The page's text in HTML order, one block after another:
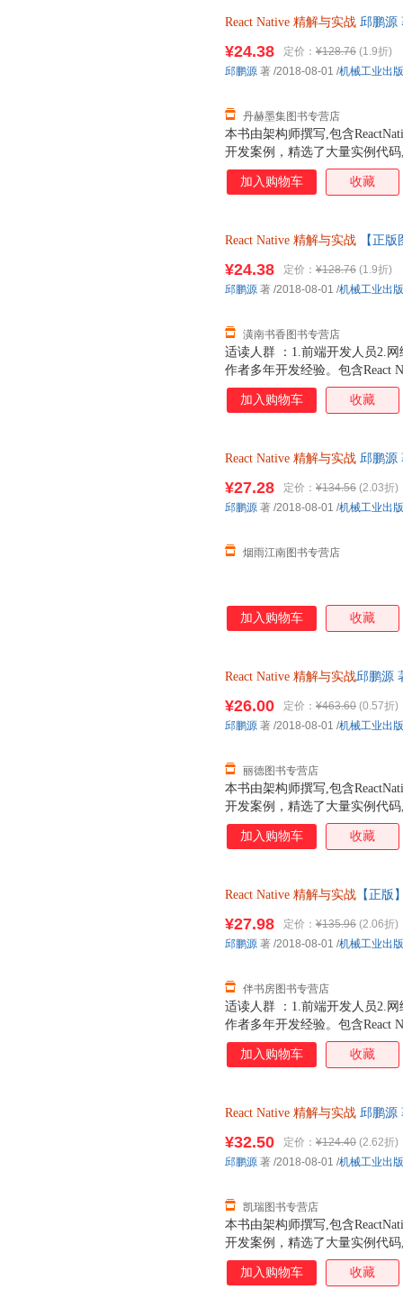
React Native 精解与实战 邱鹏源
本书由架构师撰写,包含
开发案例，精选了大量实例代
分，第1部分“入门”包括第1~9
法；第2部分“进阶”包括第
适合移动App开发人员，深入学
下载，地址是https://github.com/
¥24.38 定价： ¥128.76 (1.9折)
丹赫墨集图书专营店
邱鹏源 著 /2018-08-01 /机械工业出
加入购物车 收藏
React Native 精解与实战 【正版
适读人群 ：1.前端开发人员2.
作者多年开发经验。包含React
合开发案例，精选了大量实例
¥24.38 定价： ¥128.76 (1.9折)
潢南书香图书专营店
邱鹏源 著 /2018-08-01 /机械工业出
加入购物车 收藏
React Native 精解与实战 邱鹏源
¥27.28 定价： ¥134.56 (2.03折)
烟雨江南图书专营店
邱鹏源 著 /2018-08-01 /机械工业出
加入购物车 收藏
React Native 精解与实战邱鹏源
本书由架构师撰写,包含
开发案例，精选了大量实例代
分，第1部分“入门”包括第1~9
法；第2部分“进阶”包括第
适合移动App开发人员，深入学
下载，地址是https://github.com/
¥26.00 定价： ¥463.60 (0.57折)
丽德图书专营店
邱鹏源 著 /2018-08-01 /机械工业出
加入购物车 收藏
React Native 精解与实战 【正版
适读人群 ：1.前端开发人员2.
作者多年开发经验。包含React
合开发案例，精选了大量实例
¥27.98 定价： ¥135.96 (2.06折)
伴书房图书专营店
邱鹏源 著 /2018-08-01 /机械工业出
加入购物车 收藏
React Native 精解与实战 邱鹏源
本书由架构师撰写,包含
开发案例，精选了大量实例代
分，第1部分“入门”包括第1~9
法；第2部分“进阶”包括第
¥32.50 定价： ¥124.40 (2.62折)
凯瑞图书专营店
邱鹏源 著 /2018-08-01 /机械工业出
加入购物车 收藏